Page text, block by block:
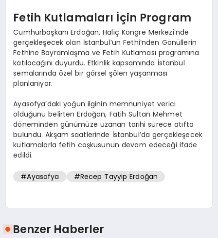
Fetih Kutlamaları İçin Program
Cumhurbaşkanı Erdoğan, Haliç Kongre Merkezi’nde
gerçekleşecek olan İstanbul’un Fethi’nden Gönüllerin
Fethine Bayramlaşma ve Fetih Kutlaması programına
katılacağını duyurdu. Etkinlik kapsamında İstanbul
semalarında özel bir görsel şölen yaşanması
planlanıyor.
Ayasofya’daki yoğun ilginin memnuniyet verici
olduğunu belirten Erdoğan, Fatih Sultan Mehmet
döneminden günümüze uzanan tarihi sürece atıfta
bulundu. Akşam saatlerinde İstanbul’da gerçekleşecek
kutlamalarla fetih coşkusunun devam edeceği ifade
edildi.
#Ayasofya #Recep Tayyip Erdoğan
Benzer Haberler